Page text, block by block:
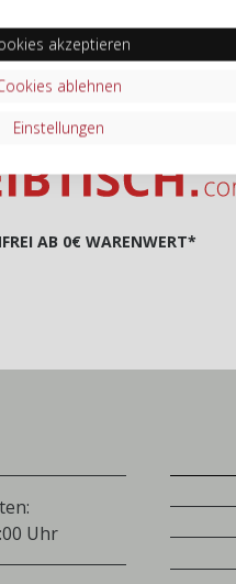
AB 0€ WARENWERT*
Uhr
akzeptieren
ablehnen
Einstellungen